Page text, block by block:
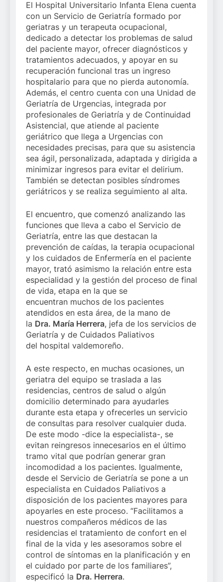
El Hospital Universitario Infanta Elena cuenta
con un Servicio de Geriatría formado por
geriatras y un terapeuta ocupacional,
dedicado a detectar los problemas de salud
del paciente mayor, ofrecer diagnósticos y
tratamientos adecuados, y apoyar en su
recuperación funcional tras un ingreso
hospitalario para que no pierda autonomía.
Además, el centro cuenta con una Unidad de
Geriatría de Urgencias, integrada por
profesionales de Geriatría y de Continuidad
Asistencial, que atiende al paciente
geriátrico que llega a Urgencias con
necesidades precisas, para que su asistencia
sea ágil, personalizada, adaptada y dirigida a
minimizar ingresos para evitar el delirium.
También se detectan posibles síndromes
geriátricos y se realiza seguimiento al alta.
El encuentro, que comenzó analizando las
funciones que lleva a cabo el Servicio de
Geriatría, entre las que destacan la
prevención de caídas, la terapia ocupacional
y los cuidados de Enfermería en el paciente
mayor, trató asimismo la relación entre esta
especialidad y la gestión del proceso de final
de vida, etapa en la que se
encuentran muchos de los pacientes
atendidos en esta área, de la mano de
la Dra. María Herrera, jefa de los servicios de
Geriatría y de Cuidados Paliativos
del hospital valdemoreño.
A este respecto, en muchas ocasiones, un
geriatra del equipo se traslada a las
residencias, centros de salud o algún
domicilio determinado para ayudarles
durante esta etapa y ofrecerles un servicio
de consultas para resolver cualquier duda.
De este modo -dice la especialista-, se
evitan reingresos innecesarios en el último
tramo vital que podrían generar gran
incomodidad a los pacientes. Igualmente,
desde el Servicio de Geriatría se pone a un
especialista en Cuidados Paliativos a
disposición de los pacientes mayores para
apoyarles en este proceso. “Facilitamos a
nuestros compañeros médicos de las
residencias el tratamiento de confort en el
final de la vida y les asesoramos sobre el
control de síntomas en la planificación y en
el cuidado por parte de los familiares”,
especificó la Dra. Herrera.